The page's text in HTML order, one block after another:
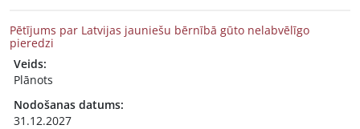
Pētījums par Latvijas jauniešu bērnībā gūto nelabvēlīgo
pieredzi
Veids:
Plānots
Nodošanas datums:
31.12.2027